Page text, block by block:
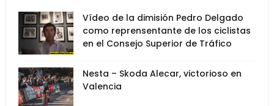
Vídeo de la dimisión Pedro Delgado
como reprensentante de los ciclistas
en el Consejo Superior de Tráfico
Nesta – Skoda Alecar, victorioso en
Valencia